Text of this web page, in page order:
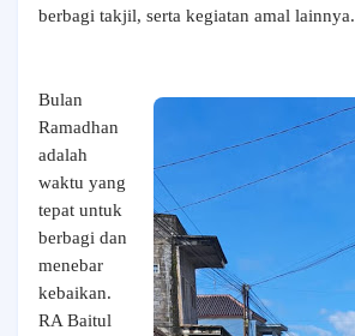
berbagi takjil, serta kegiatan amal lainnya.
Bulan
Ramadhan
adalah
waktu yang
tepat untuk
berbagi dan
menebar
kebaikan.
RA Baitul